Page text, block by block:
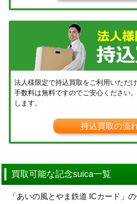
法人様限定で持込買取をご利用いただ
手数料は無料ですのでご安心ください
します。
持込買取の流
買取可能な記念suica一覧
「あいの風とやま鉄道 ICカード」